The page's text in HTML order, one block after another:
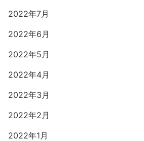
2022年7月
2022年6月
2022年5月
2022年4月
2022年3月
2022年2月
2022年1月